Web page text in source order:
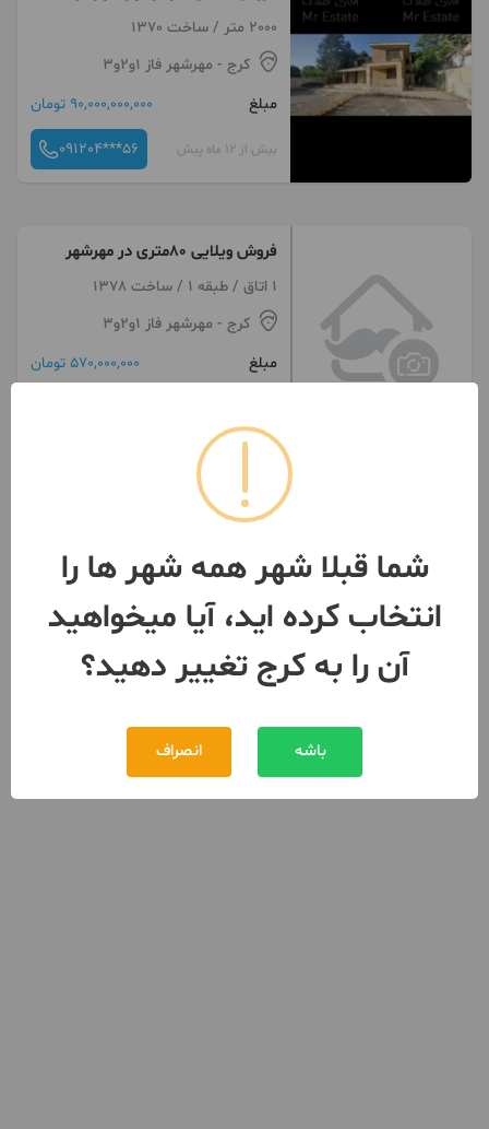
کله
2000 متر / ساخت 1370
کرج - مهرشهر فاز ۱و۲و۳
مبلغ
90,000,000,000 تومان
بیش از 12 ماه پیش 091204***56
فروش ویلایی ۸۰متری در مهرشهر
1 اتاق / طبقه 1 / ساخت 1378
کرج - مهرشهر فاز ۱و۲و۳
مبلغ
570,000,000 تومان
شما قبلا شهر همه شهر ها را
انتخاب کرده اید، آیا میخواهید
آن را به کرج تغییر دهید؟
باشه انصراف